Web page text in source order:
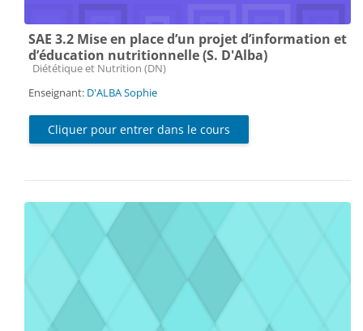
SAE 3.2 Mise en place d’un projet d’information et
d’éducation nutritionnelle (S. D'Alba)
Catégorie de cours
Diététique et Nutrition (DN)
Enseignant: D'ALBA Sophie
Cliquer pour entrer dans le cours